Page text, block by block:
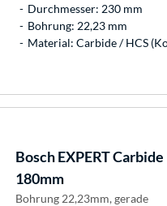
Durchmesser: 230 mm
Bohrung: 22,23 mm
Material: Carbide / HCS
BoschEXPERT
180mm
Bohrung 22,23mm, gerade